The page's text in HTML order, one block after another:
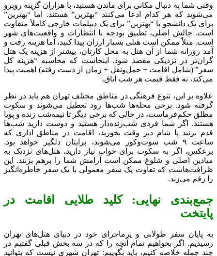
وقتی شما به دنبال مکانی برای ماندن هستید، با هزاران گزینه روبرو
می‌شوید که هر کدام ادعا می‌کنند “بهترین” هستند. اما “بهترین”
برای یک دانشجو با “بهترین” برای یک دیپلمات خارجی کاملاً متفاوت
است. چالش اصلی، تطبیق بودجه با انتظارات و واقعیت‌های شهر
است. مثلاً ممکن است هتلی بسیار ارزان پیدا کنید، اما هزینه رفت و
آمد روزانه شما از آن هتل به محل کارتان، بیشتر از هزینه یک هتل
گران‌تر در نزدیکی مقصد شود. اینجاست که محاسبه “هزینه کل
سفر” (شامل اقامت + حمل‌ونقل + زمان از دست رفته) اهمیت پیدا
می‌کند، نه فقط قیمت هر شب اتاق.
علاوه بر این، تنوع فرهنگی در مناطق مختلف تهران هم باید در نظر
گرفته شود. برخی محله‌ها شب‌ها زود تعطیل می‌شوند و سکوت
مطلق حکم‌فرماست، در حالی که برخی دیگر تا نیمه‌شب زنده و پویا
هستند. اگر شما فردی شب‌زنده‌دار هستید و دوست دارید شب‌ها
قدم بزنید یا شام دیر وقت بخورید، اقامت در مناطق اداری که
ساعت ۹ شب سوت‌وکور می‌شوند، برایتان دلگیر خواهد بود.
برعکس، اگر به سکوت برای خواب نیاز دارید، هتل‌های نزدیک به
میادین اصلی و شلوغ ممکن است آرامش شما را برهم بزنند. این
ظرافت‌هاست که تفاوت یک سفر معمولی با یک سفر خاطره‌انگیز
را رقم می‌زند.
جمع‌بندی نهایی: کلید طلایی اقامت در
پایتخت
به پایان سفر طولانی و پرماجرای خود در دنیای هتل‌های تهران
رسیدیم. اگر بخواهیم تمام آنچه را که در سه بخش قبلی گفتیم در
چند جمله خلاصه کنیم، باید بگوییم: تهران شهری نیست که بتوانید